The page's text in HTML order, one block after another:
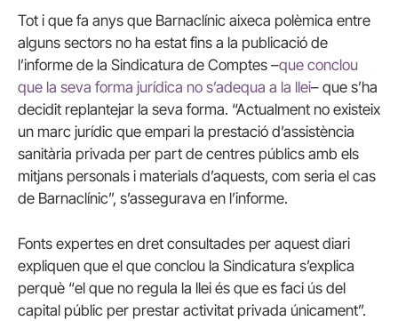
Tot i que fa anys que Barnaclínic aixeca polèmica entre
alguns sectors no ha estat fins a la publicació de
l’informe de la Sindicatura de Comptes –que conclou
que la seva forma jurídica no s’adequa a la llei– que s’ha
decidit replantejar la seva forma. “Actualment no existeix
un marc jurídic que empari la prestació d’assistència
sanitària privada per part de centres públics amb els
mitjans personals i materials d’aquests, com seria el cas
de Barnaclínic”, s’assegurava en l’informe.
Fonts expertes en dret consultades per aquest diari
expliquen que el que conclou la Sindicatura s’explica
perquè “el que no regula la llei és que es faci ús del
capital públic per prestar activitat privada únicament”.